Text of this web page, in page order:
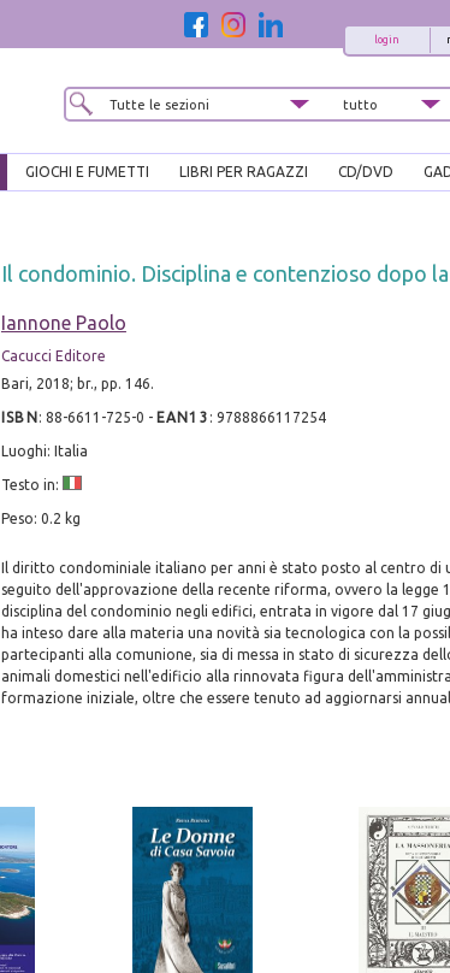
login
GIOCHI E FUMETTI LIBRI PER RAGAZZI CD/DVD
Il condominio. Disciplina e contenzioso dopo
Iannone Paolo
Cacucci Editore
Bari, 2018; br., pp. 146.
ISBN : 88-6611-725-0 - EAN13 : 9788866117254
Luoghi: Italia
Testo in:
Peso: 0.2 kg
Il diritto condominiale italiano per anni è stato posto al centro
seguito dell'approvazione della recente riforma, ovvero la legge
disciplina del condominio negli edifici, entrata in vigore dal 17
ha inteso dare alla materia una novità sia tecnologica con la
partecipanti alla comunione, sia di messa in stato di sicurezza
animali domestici nell'edificio alla rinnovata figura
formazione iniziale, oltre che essere tenuto ad aggiornarsi